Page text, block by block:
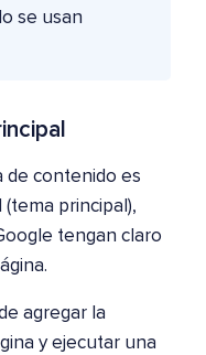
se usan
de contenido es
principal),
tengan claro
agregar la
y ejecutar una